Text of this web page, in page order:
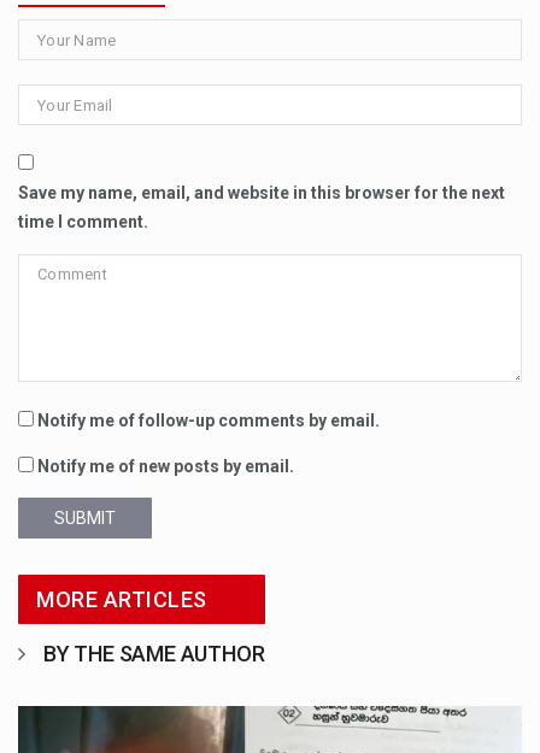
Save my name, email, and website in this browser for the next
time I comment.
Notify me of follow-up comments by email.
Notify me of new posts by email.
SUBMIT
MORE ARTICLES
BY THE SAME AUTHOR